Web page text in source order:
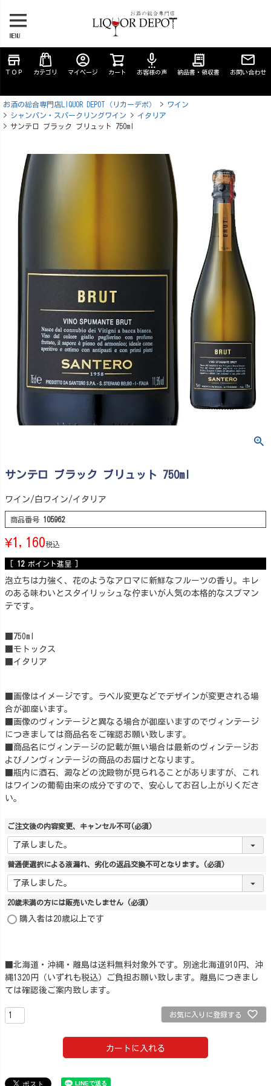
MENU
store
ＴＯＰ カテゴリ
account_circle
マイページ カート
settings_voice
お客様の声
receipt_long
納品書・領収書 お問い合わせ
お酒の総合専門店LIQUOR DEPOT（リカーデポ）
ワイン
シャンパン・スパークリングワイン
イタリア
サンテロ ブラック ブリュット 750ml
サンテロ ブラック ブリュット 750ml
ワイン/白ワイン/イタリア
商品番号 105962
¥1,160税込
12 ポイント進呈 ]
泡立ちは力強く、花のようなアロマに新鮮なフルーツの香り。キレ
のある味わいとスタイリッシュな佇まいが人気の本格的なスプマン
テです。
■750ml
■モトックス
■イタリア
■画像はイメージです。ラベル変更などでデザインが変更される場
合が御座います。
■画像のヴィンテージと異なる場合が御座いますのでヴィンテージ
につきましては商品名をご確認お願い致します。
■商品名にヴィンテージの記載が無い場合は最新のヴィンテージお
よびノンヴィンテージの商品のお届けとなります。
■瓶内に酒石、澱などの沈殿物が見られることがありますが、これ
はワインの葡萄由来の成分ですので、安心してお召し上がりくださ
い。
ご注文後の内容変更、キャンセル不可(必須)
普通便選択による液漏れ、劣化の返品交換不可となります。 (必須)
20歳未満の方には販売いたしません (必須)
購入者は20歳以上です
■北海道・沖縄・離島は送料無料対象外です。別途北海道910円、沖
縄1320円（いずれも税込）ご負担お願い致します。離島につきまし
ては確認後ご案内致します。
お気に入りに登録する
カートに入れる